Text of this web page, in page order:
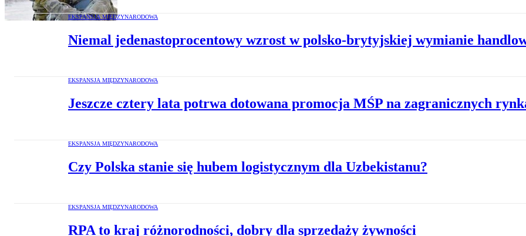
EKSPANSJA MIĘDZYNARODOWA
Niemal jedenastoprocentowy wzrost w polsko-brytyjskiej wymianie
EKSPANSJA MIĘDZYNARODOWA
Jeszcze cztery lata potrwa dotowana promocja MŚP na zagranicznych
EKSPANSJA MIĘDZYNARODOWA
Czy Polska stanie się hubem logistycznym dla Uzbekistanu?
EKSPANSJA MIĘDZYNARODOWA
RPA to kraj różnorodności, dobry dla sprzedaży żywności